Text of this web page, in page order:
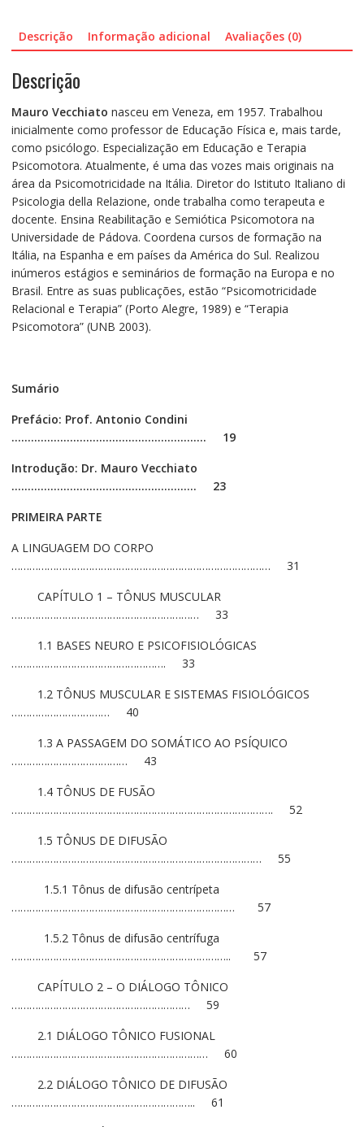
Descrição Informação adicional Avaliações (0)
Descrição
Mauro Vecchiato nasceu em Veneza, em 1957. Trabalhou
inicialmente como professor de Educação Física e, mais tarde,
como psicólogo. Especialização em Educação e Terapia
Psicomotora. Atualmente, é uma das vozes mais originais na
área da Psicomotricidade na Itália. Diretor do Istituto Italiano di
Psicologia della Relazione, onde trabalha como terapeuta e
docente. Ensina Reabilitação e Semiótica Psicomotora na
Universidade de Pádova. Coordena cursos de formação na
Itália, na Espanha e em países da América do Sul. Realizou
inúmeros estágios e seminários de formação na Europa e no
Brasil. Entre as suas publicações, estão “Psicomotricidade
Relacional e Terapia” (Porto Alegre, 1989) e “Terapia
Psicomotora” (UNB 2003).
Sumário
Prefácio: Prof. Antonio Condini
…………………………………………………… 19
Introdução: Dr. Mauro Vecchiato
………………………………………………… 23
PRIMEIRA PARTE
A LINGUAGEM DO CORPO
…………………………………………………………………………… 31
CAPÍTULO 1 – TÔNUS MUSCULAR
……………………………………………………… 33
1.1 BASES NEURO E PSICOFISIOLÓGICAS
……………………………………………. 33
1.2 TÔNUS MUSCULAR E SISTEMAS FISIOLÓGICOS
…………………………… 40
1.3 A PASSAGEM DO SOMÁTICO AO PSÍQUICO
………………………………… 43
1.4 TÔNUS DE FUSÃO
……………………………………………………………………………. 52
1.5 TÔNUS DE DIFUSÃO
………………………………………………………………………… 55
1.5.1 Tônus de difusão centrípeta
………………………………………………………………… 57
1.5.2 Tônus de difusão centrífuga
……………………………………………………………….. 57
CAPÍTULO 2 – O DIÁLOGO TÔNICO
…………………………………………………… 59
2.1 DIÁLOGO TÔNICO FUSIONAL
………………………………………………………… 60
2.2 DIÁLOGO TÔNICO DE DIFUSÃO
…………………………………………………….. 61